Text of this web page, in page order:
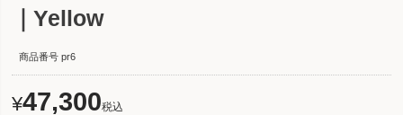
｜Yellow
商品番号 pr6
¥47,300税込